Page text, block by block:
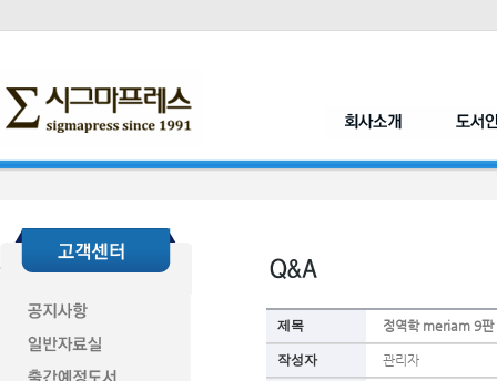
제목 정역학 meriam 9판
작성자 관리자